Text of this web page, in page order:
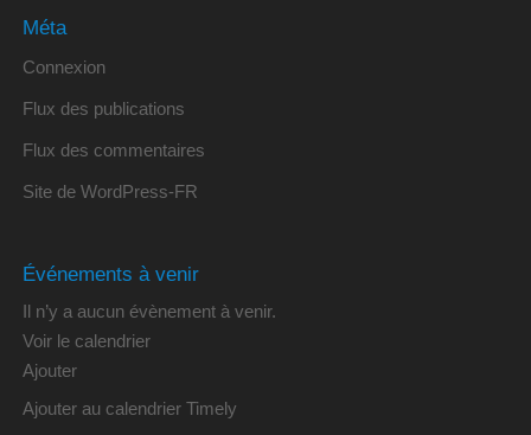
Méta
Connexion
Flux des publications
Flux des commentaires
Site de WordPress-FR
Événements à venir
Il n’y a aucun évènement à venir.
Voir le calendrier
Ajouter
Ajouter au calendrier Timely